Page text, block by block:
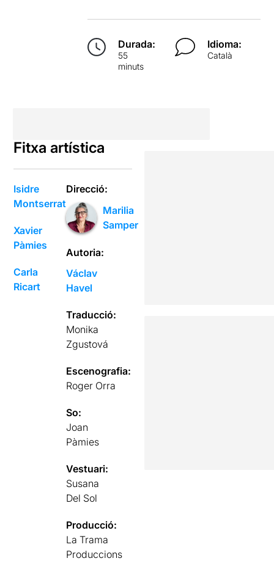
Durada:
55
minuts
Idioma:
Català
Fitxa artística
Isidre
Montserrat
Xavier
Pàmies
Carla
Ricart
Direcció:
Marilia
Samper
Autoria:
Václav
Havel
Traducció:
Monika
Zgustová
Escenografia:
Roger Orra
So:
Joan
Pàmies
Vestuari:
Susana
Del Sol
Producció:
La Trama
Produccions